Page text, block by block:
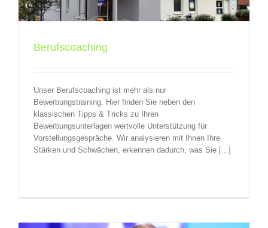
Berufscoaching
Unser Berufscoaching ist mehr als nur
Bewerbungstraining. Hier finden Sie neben den
klassischen Tipps & Tricks zu Ihren
Bewerbungsunterlagen wertvolle Unterstützung für
Vorstellungsgespräche. Wir analysieren mit Ihnen Ihre
Stärken und Schwächen, erkennen dadurch, was Sie [...]